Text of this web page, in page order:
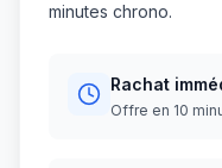
minutes chrono.
Rachat
Offre en 10